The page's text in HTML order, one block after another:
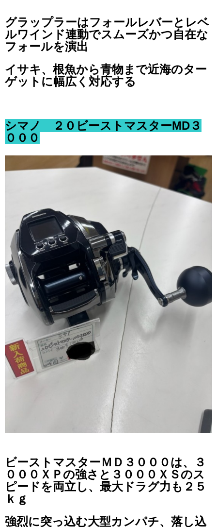
グラップラーはフォールレバーとレベ
ルワインド連動でスムーズかつ自在な
フォールを演出
イサキ、根魚から青物まで近海のター
ゲットに幅広く対応する
シマノ ２０ビーストマスターMD３
０００
ビーストマスターＭＤ３０００は、３
０００ＸＰの強さと３０００ＸＳのス
ピードを両立し、 最大ドラグ力も２５
ｋｇ
強烈に突っ込む大型カンパチ、落し込